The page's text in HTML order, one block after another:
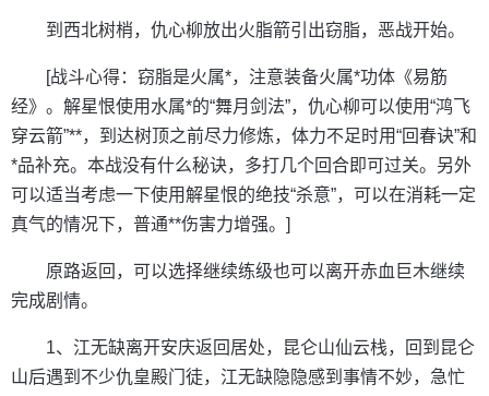
到西北树梢，仇心柳放出火脂箭引出窃脂，恶战开始。
[战斗心得：窃脂是火属*，注意装备火属*功体《易筋
经》。解星恨使用水属*的“舞月剑法”，仇心柳可以使用“鸿飞
穿云箭”**，到达树顶之前尽力修炼，体力不足时用“回春诀”和
*品补充。本战没有什么秘诀，多打几个回合即可过关。另外
可以适当考虑一下使用解星恨的绝技“杀意”，可以在消耗一定
真气的情况下，普通**伤害力增强。]
原路返回，可以选择继续练级也可以离开赤血巨木继续
完成剧情。
1、江无缺离开安庆返回居处，昆仑山仙云栈，回到昆仑
山后遇到不少仇皇殿门徒，江无缺隐隐感到事情不妙，急忙